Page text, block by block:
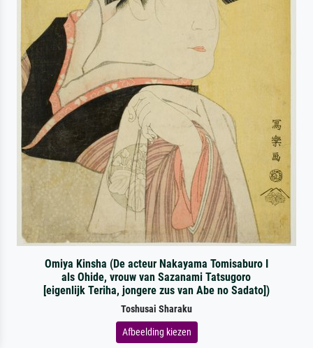
Omiya Kinsha (De acteur Nakayama Tomisaburo I
als Ohide, vrouw van Sazanami Tatsugoro
[eigenlijk Teriha, jongere zus van Abe no Sadato])
Toshusai Sharaku
Afbeelding kiezen